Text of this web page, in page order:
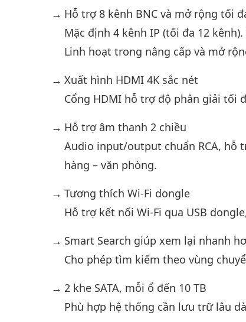
Hỗ trợ 8 kênh BNC và mở rộng tối
Mặc định 4 kênh IP (tối đa 12
Linh hoạt trong nâng cấp và mở
Xuất hình HDMI 4K sắc nét
Cổng HDMI hỗ trợ độ phân giải tối
Hỗ trợ âm thanh 2 chiều
Audio input/output chuẩn RCA, hỗ
hàng – văn phòng.
Tương thích Wi-Fi dongle
Hỗ trợ kết nối Wi-Fi qua USB
Smart Search giúp xem lại nhanh
Cho phép tìm kiếm theo vùng
2 khe SATA, mỗi ổ đến 10 TB
Phù hợp hệ thống cần lưu trữ lâu